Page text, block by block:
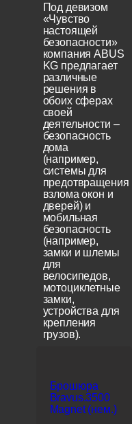
Под девизом
«Чувство
настоящей
безопасности»
компания ABUS
KG предлагает
различные
решения в
обоих сферах
своей
деятельности –
безопасность
дома
(например,
системы для
предотвращения
взлома окон и
дверей) и
мобильная
безопасность
(например,
замки и шлемы
для
велосипедов,
мотоциклетные
замки,
устройства для
крепления
грузов).
Брошюра
Bravus.3500
Magnet (нем.)